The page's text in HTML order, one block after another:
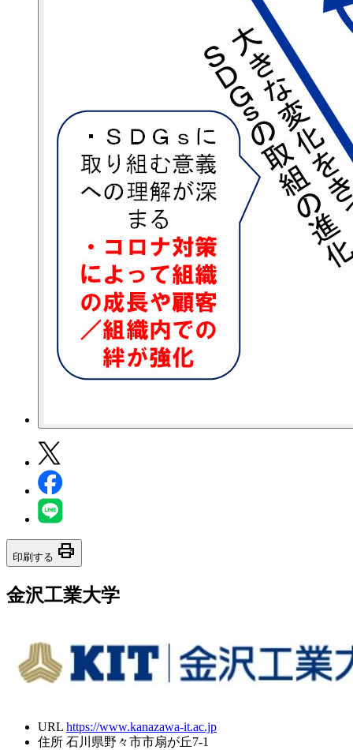
印刷する print
金沢工業大学
URL https://www.kanazawa-it.ac.jp
住所 石川県野々市市扇が丘7-1